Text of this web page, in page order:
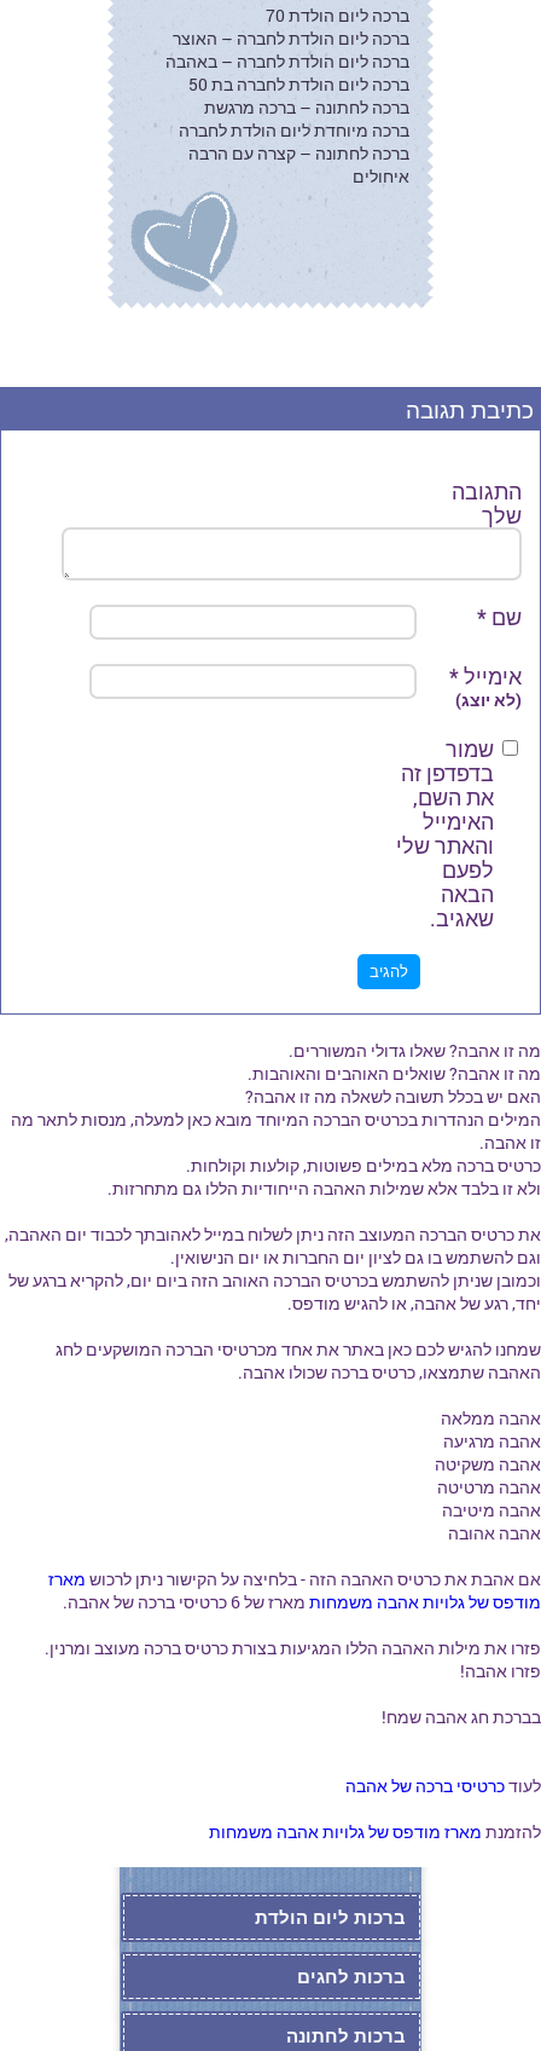
ברכה ליום הולדת 70
ברכה ליום הולדת לחברה – האוצר
ברכה ליום הולדת לחברה – באהבה
ברכה ליום הולדת לחברה בת 50
ברכה לחתונה – ברכה מרגשת
ברכה מיוחדת ליום הולדת לחברה
ברכה לחתונה – קצרה עם הרבה
איחולים
כתיבת תגובה
התגובה
שלך
שם *
אימייל*
(לא יוצג)
שמור
בדפדפן זה
את השם,
האימייל
והאתר שלי
לפעם
הבאה
שאגיב.
מה זו אהבה? שאלו גדולי המשוררים.
מה זו אהבה? שואלים האוהבים והאוהבות.
האם יש בכלל תשובה לשאלה מה זו אהבה?
המילים הנהדרות בכרטיס הברכה המיוחד מובא כאן למעלה, מנסות לתאר מה
זו אהבה.
כרטיס ברכה מלא במילים פשוטות, קולעות וקולחות.
ולא זו בלבד אלא שמילות האהבה הייחודיות הללו גם מתחרזות.
את כרטיס הברכה המעוצב הזה ניתן לשלוח במייל לאהובתך לכבוד יום האהבה,
וגם להשתמש בו גם לציון יום החברות או יום הנישואין.
וכמובן שניתן להשתמש בכרטיס הברכה האוהב הזה ביום יום, להקריא ברגע של
יחד, רגע של אהבה, או להגיש מודפס.
שמחנו להגיש לכם כאן באתר את אחד מכרטיסי הברכה המושקעים לחג
האהבה שתמצאו, כרטיס ברכה שכולו אהבה.
אהבה ממלאה
אהבה מרגיעה
אהבה משקיטה
אהבה מרטיטה
אהבה מיטיבה
אהבה אהובה
אם אהבת את כרטיס האהבה הזה - בלחיצה על הקישור ניתן לרכוש מארז
מודפס של גלויות אהבה משמחות מארז של 6 כרטיסי ברכה של אהבה.
פזרו את מילות האהבה הללו המגיעות בצורת כרטיס ברכה מעוצב ומרנין.
פזרו אהבה!
בברכת חג אהבה שמח!
לעודכרטיסי ברכה של אהבה
להזמנת מארז מודפס של גלויות אהבה משמחות
ברכות ליום הולדת
ברכות לחגים
ברכות לחתונה